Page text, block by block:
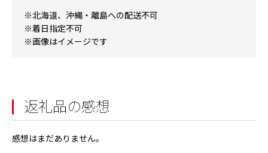
※北海道、沖縄・離島への配送不可
※着日指定不可
※画像はイメージです
返礼品の感想
感想はまだありません。